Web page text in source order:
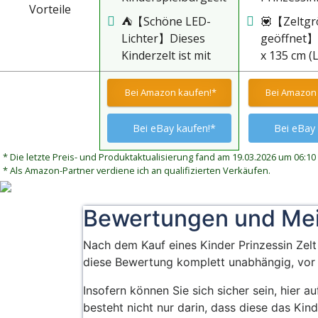
Vorteile
besteht aus
hochwertigem
Polyestermaterial,
das ungiftig und
geruchslos, sicher
und
umweltfreundlich ist
und keine
chemischen Gerüche
und Schadstoffe
Burgzelt ist
bequem,
atmungsaktiv und
leicht zu reinigen.
Das Zelt verfügt
über 2 seitliche
Belüftungsfenster,
⛺【Schöne LED-
Lichter】Dieses
Kinderzelt ist mit
einer Lichterkette
als Dekoration
ausgestattet, es
sieht nachts aus wie
ein funkelndes
Märchenschloss und
die funkelnden
verträumte
Atmosphäre. Es ist
der perfekte Ort für
Kinder, um sich in
Hauses zu
entspannen und
Design
Kinder
hellen
machen
Kind
Platz
seinem
gehört.
Spielzelt
Darin
eigenen
und so
kann auch
💟【
geöffnet
x 135 cm
100 x 100
x B x H).
für
ohne
raue
langlebig
sicheren
Spielen
Bei Amazon kaufen!*
Bei eBay kaufen!*
Bei
Bei
* Die letzte Preis- und Produktaktualisierung fand am 19.03.2026 um 06:10
* Als Amazon-Partner verdiene ich an qualifizierten Verkäufen.
Bewertungen und
Nach dem Kauf eines Kinder Prinzessin
diese Bewertung komplett unabhängig,
Insofern können Sie sich sicher sein, hier
besteht nicht nur darin, dass diese das